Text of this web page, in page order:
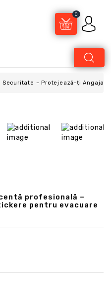
0
Securitate – Protejează-ți
profesională –
pentru evacuare